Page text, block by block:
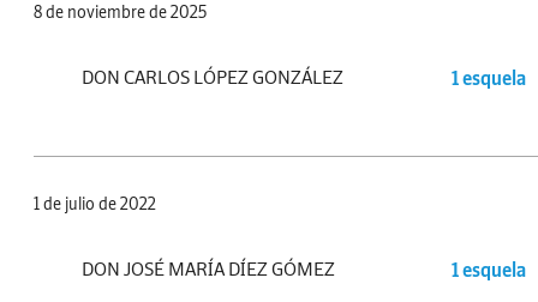
8 de noviembre de 2025
DON CARLOS LÓPEZ GONZÁLEZ 1 esquela
1 de julio de 2022
DON JOSÉ MARÍA DÍEZ GÓMEZ 1 esquela